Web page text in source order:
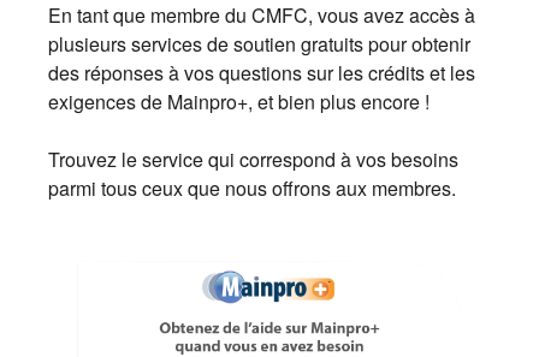
En tant que membre du CMFC, vous avez accès à
plusieurs services de soutien gratuits pour obtenir
des réponses à vos questions sur les crédits et les
exigences de Mainpro+, et bien plus encore !
Trouvez le service qui correspond à vos besoins
parmi tous ceux que nous offrons aux membres.